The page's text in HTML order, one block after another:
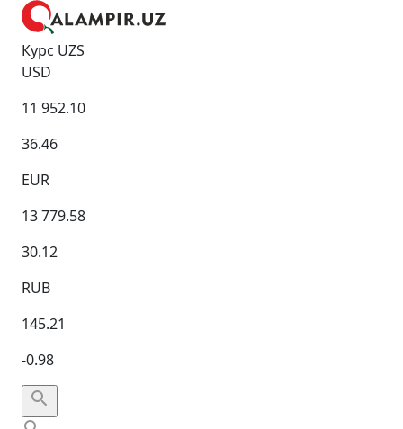
Курс UZS
USD
11 952.10
36.46
EUR
13 779.58
30.12
RUB
145.21
-0.98